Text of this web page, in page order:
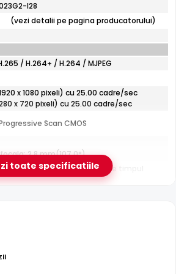
acest produs pentru:
instalari profesionale cu
AcuSensede la HikVision, camera
detectate in persoane si
false si permitand
dupa tipul de obiect.
I28 dispune de iluminare
I28
(vezi detalii pe pagina producatorului)
/ H.264+ / H.264 / MJPEG
x 1080 pixeli) cu 25.00 cadre/sec
x 720 pixeli) cu 25.00 cadre/sec
Scan CMOS
2.8 mm(107.0°)
metri (pentru vizualizarea pe timpul
Celsius
toate specificatiile